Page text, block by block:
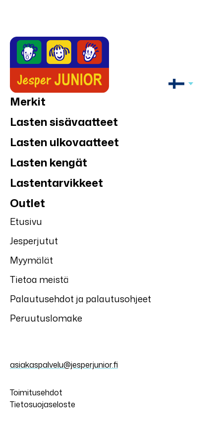
Merkit
Lasten sisävaatteet
Lasten ulkovaatteet
Lasten kengät
Lastentarvikkeet
Outlet
Etusivu
Jesperjutut
Myymälät
Tietoa meistä
Palautusehdot ja palautusohjeet
Peruutuslomake
asiakaspalvelu@jesperjunior.fi
Toimitusehdot
Tietosuojaseloste